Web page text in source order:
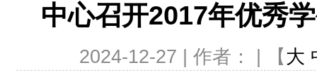
中心召开2017年优秀
2024-12-27 | 作者： | 【 大